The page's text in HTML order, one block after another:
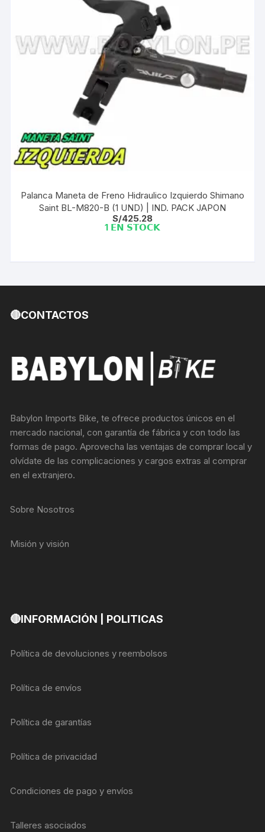
Palanca Maneta de Freno Hidraulico Izquierdo Shimano
Saint BL-M820-B (1 UND) | IND. PACK JAPON
S/425.28
1 𝗘𝗡 𝗦𝗧𝗢𝗖𝗞
🔴CONTACTOS
Babylon Imports Bike, te ofrece productos únicos en el
mercado nacional, con garantía de fábrica y con todo las
formas de pago. Aprovecha las ventajas de comprar local y
olvídate de las complicaciones y cargos extras al comprar
en el extranjero.
Sobre Nosotros
Misión y visión
🔴INFORMACIÓN | POLITICAS
Política de devoluciones y reembolsos
Política de envíos
Política de garantías
Política de privacidad
Condiciones de pago y envíos
Talleres asociados